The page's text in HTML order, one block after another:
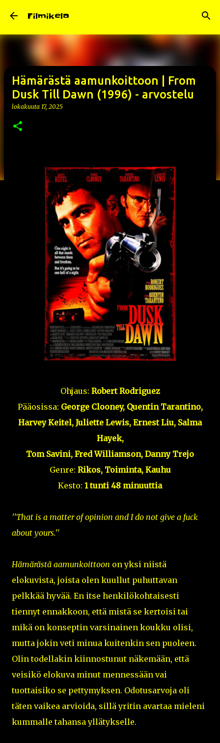
Filmikela
Hämärästä aamunkoittoon | From
Dusk Till Dawn (1996) - arvostelu
lokakuuta 17, 2025
Ohjaus: Robert Rodriguez
Pääosissa: George Clooney, Quentin Tarantino,
Harvey Keitel, Juliette Lewis, Ernest Liu, Salma
Hayek,
Tom Savini, Fred Williamson, Danny Trejo
Genre: Rikos, Toiminta, Kauhu
Kesto: 1 tunti 48 minuuttia
''That is a matter of opinion and I do not give a fuck
about yours.''
Hämärästä aamunkoittoon on yksi niistä
elokuvista, joista olen kuullut puhuttavan
pelkkää hyvää. En itse henkilökohtaisesti
tiennyt ennakkoon, että mistä se kertoisi tai
mikä on konseptin varsinainen koukku olisi,
mutta jokin veti minua kuitenkin sen puoleen.
Olin todellakin kiinnostunut näkemään, että
veisikö elokuva minut mennessään vai
tuottaisiko se pettymyksen. Odotusarvoja oli
täten vaikea arvioida, sillä yritin avartaa mieleni
kummalle tahansa yllätykselle.